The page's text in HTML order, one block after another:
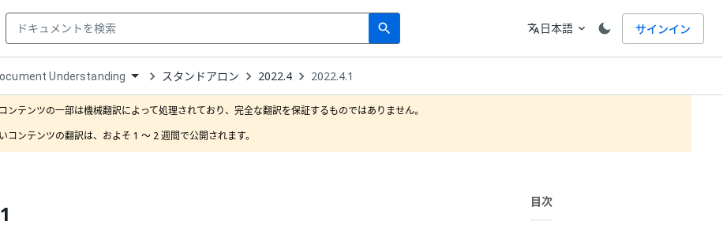
search
Search 言語
translate日本語 expand_more サインイン
Understanding スタンドアロン 2022.4 2022.4.1
ンテンツの一部は機械翻訳によって処理されており、完全な翻訳を保証するものではありません。
コンテンツの翻訳は、およそ 1 ～ 2 週間で公開されます。
目次